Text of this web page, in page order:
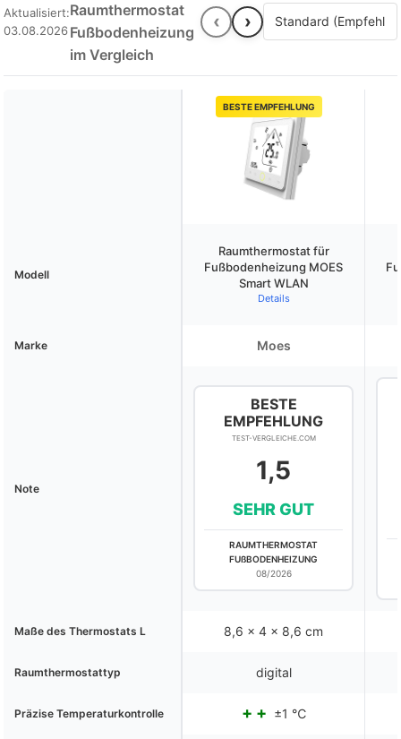
Aktualisiert:
03.08.2026
Raumthermostat
Fußbodenheizung
im Vergleich
‹ ›
BESTE EMPFEHLUNG
Modell
Raumthermostat für
Fußbodenheizung MOES
Smart WLAN
Details
Marke Moes
Note
BESTE
EMPFEHLUNG
TEST-VERGLEICHE.COM
1,5
SEHR GUT
RAUMTHERMOSTAT
FUßBODENHEIZUNG
08/2026
Maße des Thermostats L 8,6 x 4 x 8,6 cm
Raumthermostattyp digital
Präzise Temperaturkontrolle ±1 ℃